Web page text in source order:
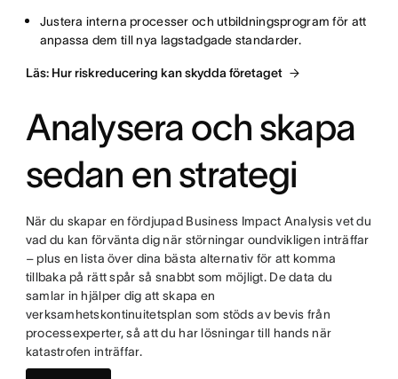
Justera interna processer och utbildningsprogram för att
anpassa dem till nya lagstadgade standarder.
Läs: Hur riskreducering kan skydda företaget
Analysera och skapa
sedan en strategi
När du skapar en fördjupad Business Impact Analysis vet du
vad du kan förvänta dig när störningar oundvikligen inträffar
– plus en lista över dina bästa alternativ för att komma
tillbaka på rätt spår så snabbt som möjligt. De data du
samlar in hjälper dig att skapa en
verksamhetskontinuitetsplan som stöds av bevis från
processexperter, så att du har lösningar till hands när
katastrofen inträffar.